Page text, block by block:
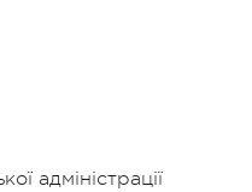
адміністрації